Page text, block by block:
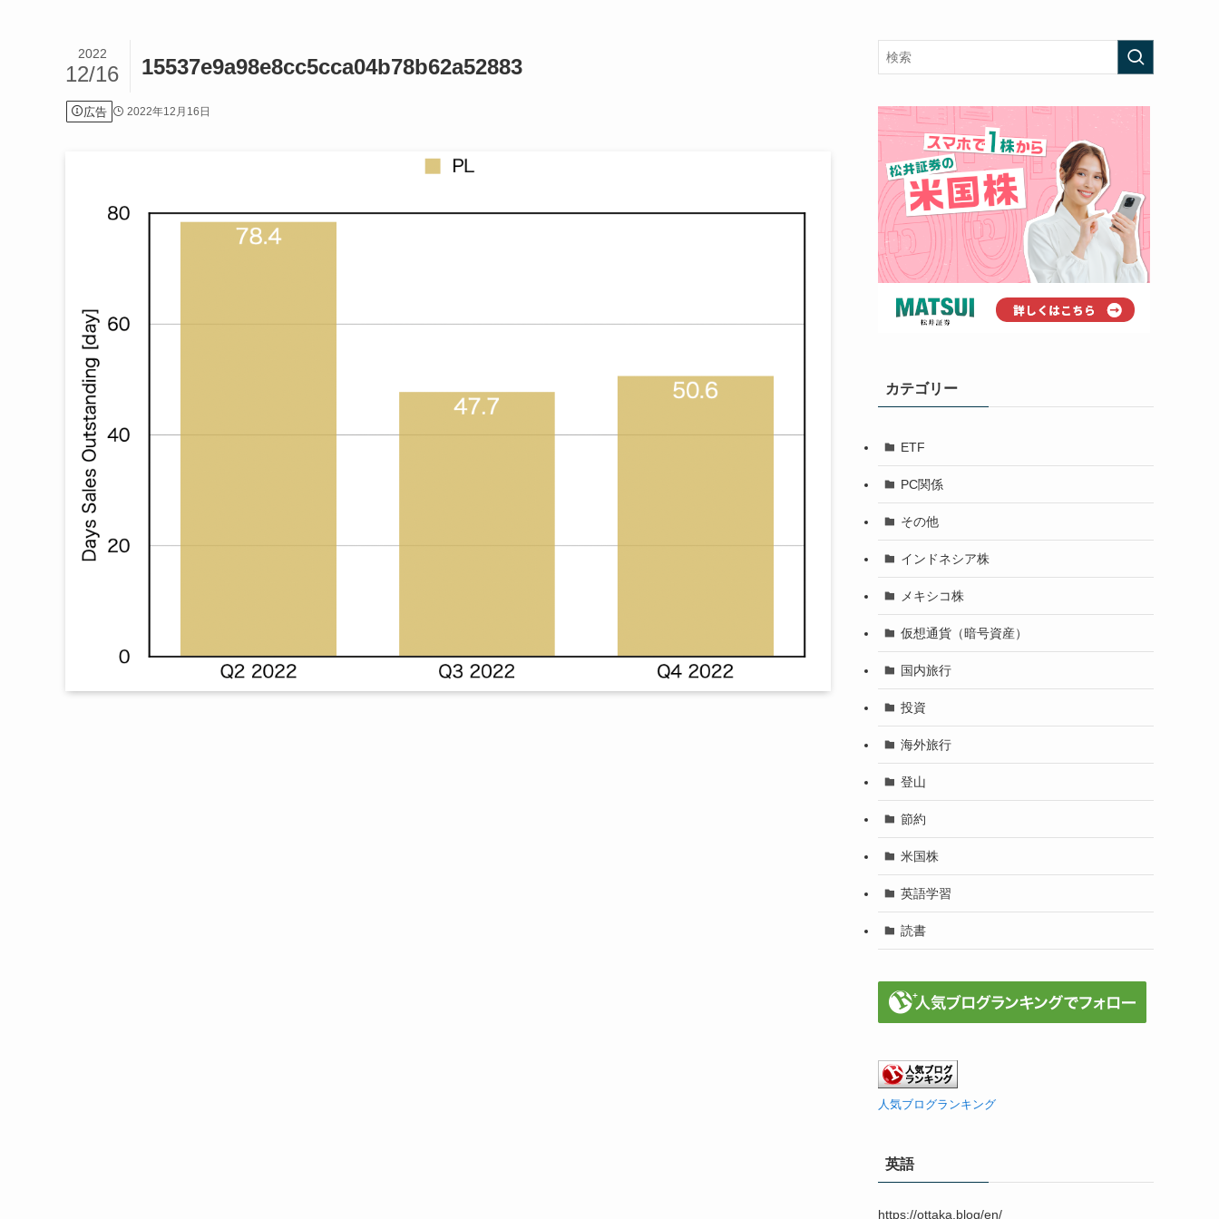
15537e9a98e8cc5cca04b78b62a52883
2022
12/16
広告 2022年12月16日
カテゴリー
ETF
PC関係
その他
インドネシア株
メキシコ株
仮想通貨（暗号資産）
国内旅行
投資
海外旅行
登山
節約
米国株
英語学習
読書
人気ブログランキング
英語
https://ottaka.blog/en/